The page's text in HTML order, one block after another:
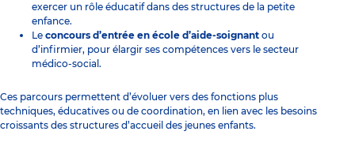
exercer un rôle éducatif dans des structures de la petite
enfance.
Le concours d’entrée en école d’aide-soignant ou
d’infirmier, pour élargir ses compétences vers le secteur
médico-social.
Ces parcours permettent d’évoluer vers des fonctions plus
techniques, éducatives ou de coordination, en lien avec les besoins
croissants des structures d’accueil des jeunes enfants.